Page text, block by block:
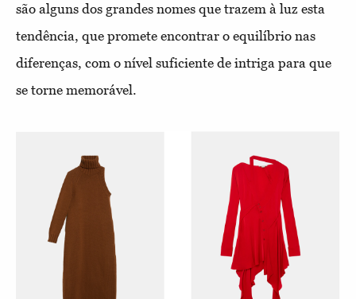
são alguns dos grandes nomes que trazem à luz esta
tendência, que promete encontrar o equilíbrio nas
diferenças, com o nível suficiente de intriga para que
se torne memorável.